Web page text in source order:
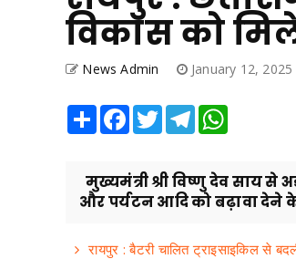
विकास को
News Admin January 12, 2025
Share Facebook
TwitterTelegram
मुख्यमंत्री श्री विष्णु देव साय
और पर्यटन आदि को बढ़ावा देने
रायपुर : बैटरी चालित ट्राइसाइकिल से